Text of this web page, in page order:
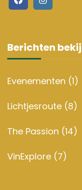
Berichten
Evenementen (1)
Lichtjesroute (8)
The Passion (14)
VinExplore (7)